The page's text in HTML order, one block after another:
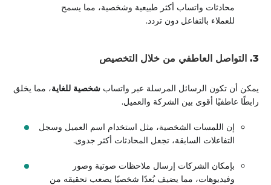
محادثات واتساب أكثر طبيعية وشخصية، مما يسمح
للعملاء بالتفاعل دون تردد.
3. التواصل العاطفي من خلال التخصيص
يمكن أن تكون الرسائل المرسلة عبر واتساب شخصية للغاية، مما يخلق
رابطًا عاطفيًا أقوى بين الشركة والعميل.
إن اللمسات الشخصية، مثل استخدام اسم العميل وسجل
التفاعلات السابقة، تجعل المحادثات أكثر جدوى.
بإمكان الشركات إرسال ملاحظات صوتية وصور
وفيديوهات، مما يضيف بُعدًا شخصيًا يصعب تحقيقه من